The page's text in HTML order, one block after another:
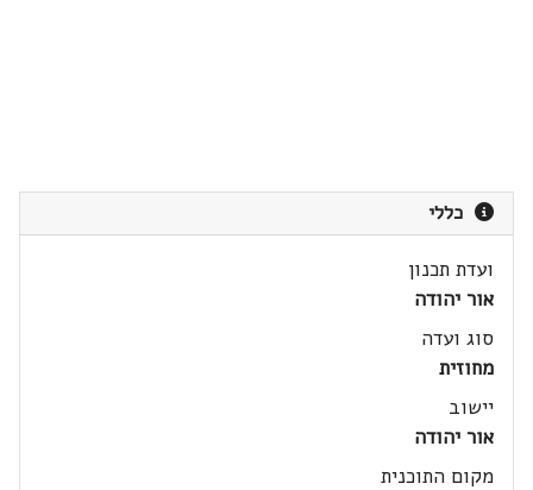
כללי
ועדת תכנון
אור יהודה
סוג ועדה
מחוזית
יישוב
אור יהודה
מקום התוכנית